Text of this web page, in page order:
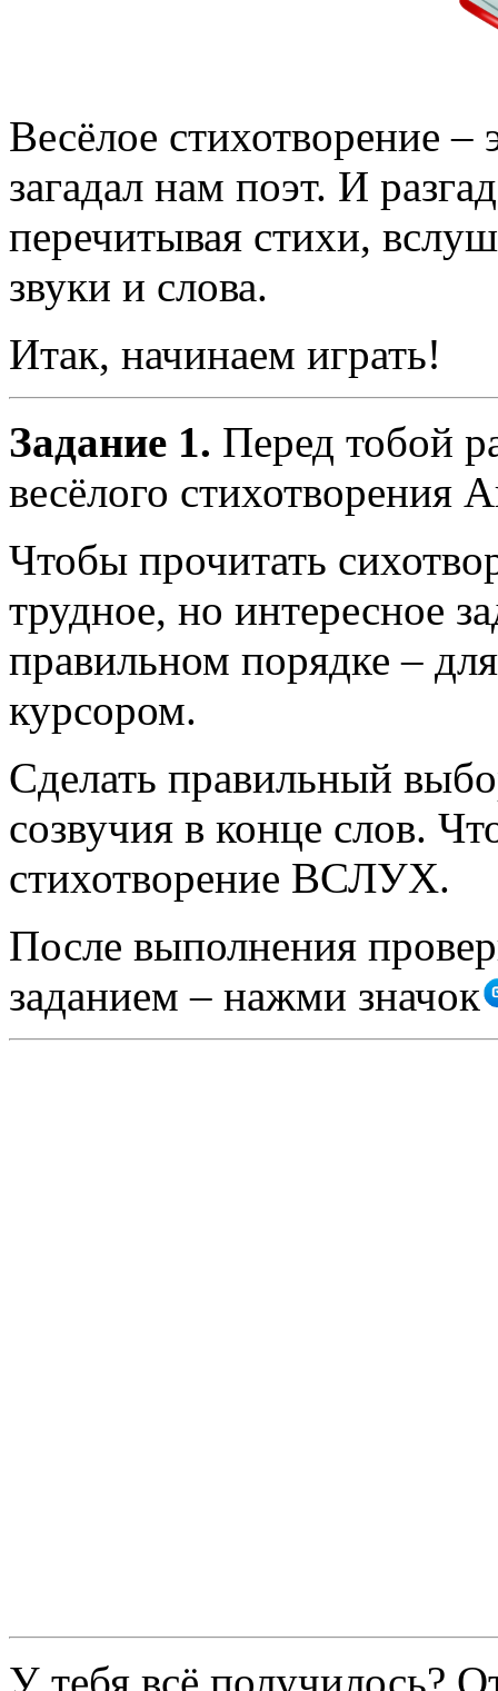
Весёлое стихотворение –
загадал нам поэт. И
перечитывая стихи,
звуки и слова.
Итак, начинаем играть!
Задание 1. Перед тобой
весёлого стихотворения
Чтобы прочитать
трудное, но интересное
правильном порядке –
курсором.
Сделать правильный
созвучия в конце слов.
стихотворение ВСЛУХ.
После выполнения
заданием – нажми значок
У тебя всё получилось?